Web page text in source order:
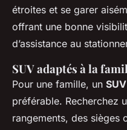
étroites et se garer
offrant une bonne
d’assistance au
SUV adaptés à la
Pour une famille, un
préférable. Recherchez
rangements, des sièges